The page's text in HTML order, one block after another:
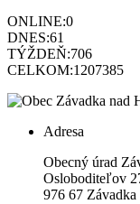
ONLINE:0
DNES:61
TÝŽDEŇ:706
CELKOM:1207385
Adresa
Obecný úrad
Osloboditeľov
976 67